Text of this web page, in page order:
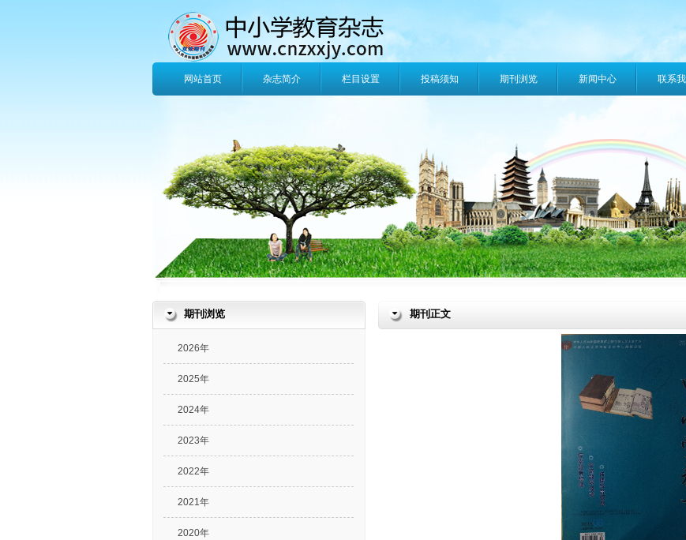
网站首页 杂志简介 栏目设置 投稿须知 期刊浏览 新闻中心 联系
期刊浏览
2026年
2025年
2024年
2023年
2022年
2021年
2020年
期刊正文